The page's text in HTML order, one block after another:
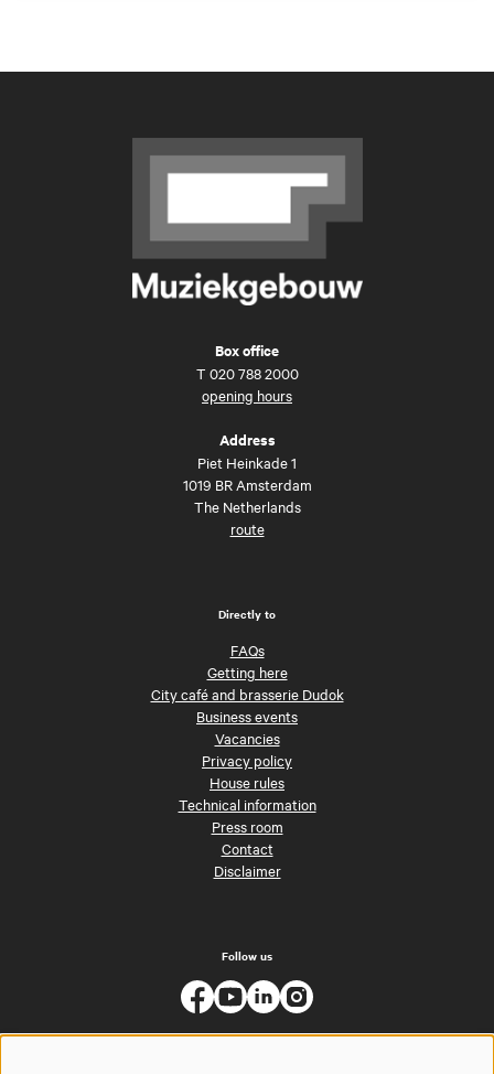
Box office
T 020 788 2000
opening hours
Address
Piet Heinkade 1
1019 BR Amsterdam
The Netherlands
route
Directly to
FAQs
Getting here
City café and brasserie Dudok
Business events
Vacancies
Privacy policy
House rules
Technical information
Press room
Contact
Disclaimer
Follow us